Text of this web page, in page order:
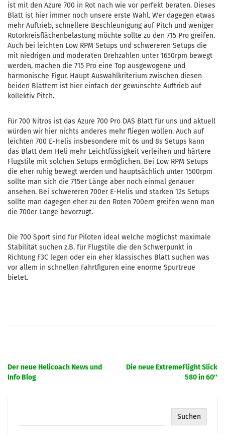
ist mit den Azure 700 in Rot nach wie vor perfekt beraten. Dieses
Blatt ist hier immer noch unsere erste Wahl. Wer dagegen etwas
mehr Auftrieb, schnellere Beschleunigung auf Pitch und weniger
Rotorkreisflächenbelastung möchte sollte zu den 715 Pro greifen.
Auch bei leichten Low RPM Setups und schwereren Setups die
mit niedrigen und moderaten Drehzahlen unter 1650rpm bewegt
werden, machen die 715 Pro eine Top ausgewogene und
harmonische Figur. Haupt Auswahlkriterium zwischen diesen
beiden Blättern ist hier einfach der gewünschte Auftrieb auf
kollektiv Pitch.
Für 700 Nitros ist das Azure 700 Pro DAS Blatt für uns und aktuell
würden wir hier nichts anderes mehr fliegen wollen. Auch auf
leichten 700 E-Helis insbesondere mit 6s und 8s Setups kann
das Blatt dem Heli mehr Leichtfüssigkeit verleihen und härtere
Flugstile mit solchen Setups ermöglichen. Bei Low RPM Setups
die eher ruhig bewegt werden und hauptsächlich unter 1500rpm
sollte man sich die 715er Länge aber noch einmal genauer
ansehen. Bei schwereren 700er E-Helis und starken 12s Setups
sollte man dagegen eher zu den Roten 700ern greifen wenn man
die 700er Länge bevorzugt.
Die 700 Sport sind für Piloten ideal welche möglichst maximale
Stabilität suchen z.B. für Flugstile die den Schwerpunkt in
Richtung F3C legen oder ein eher klassisches Blatt suchen was
vor allem in schnellen Fahrtfiguren eine enorme Spurtreue
bietet.
Beitragsnavigation
Der neue Helicoach News und
Info Blog
Die neue ExtremeFlight Slick
580 in 60″
Suchen